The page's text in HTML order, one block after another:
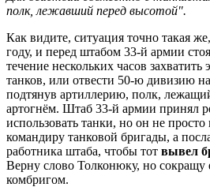
полк, лежавший перед высотой".
Как видите, ситуация точно такая
году, и перед штабом 33-й армии
течение нескольких часов
танков, или отвести 50-ю дивизию
подтянув артиллерию, полк,
артогнём. Штаб 33-й армии принял
использовать танки, но он не просто
командиру танковой бригады, а
работника штаба, чтобы тот вывел
Верну слово Толконюку, но сокращу
комбригом.